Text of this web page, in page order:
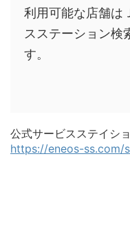
利用可能な店舗は
スステーション検
す。
公式サービスステイシ
https://eneos-ss.com/